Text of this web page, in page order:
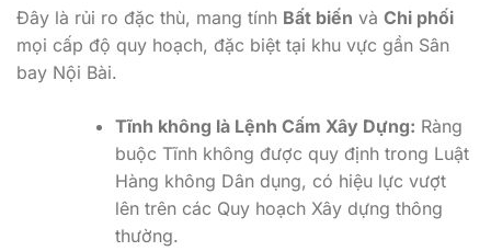
Đây là rủi ro đặc thù, mang tính Bất biến và Chi phối
mọi cấp độ quy hoạch, đặc biệt tại khu vực gần Sân
bay Nội Bài.
Tĩnh không là Lệnh Cấm Xây Dựng: Ràng
buộc Tĩnh không được quy định trong Luật
Hàng không Dân dụng, có hiệu lực vượt
lên trên các Quy hoạch Xây dựng thông
thường.